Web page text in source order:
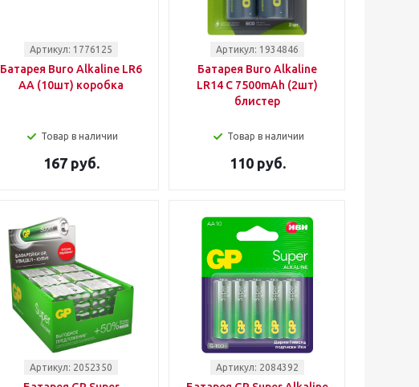
Артикул: 1776125
Батарея Buro Alkaline LR6
AA (10шт) коробка
Товар в наличии
167 руб.
Артикул: 1934846
Батарея Buro Alkaline
LR14 C 7500mAh (2шт)
блистер
Товар в наличии
110 руб.
Артикул: 2052350 Артикул: 2084392